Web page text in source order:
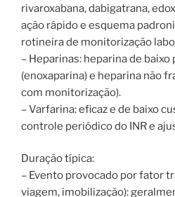
rivaroxabana, dabigatrana,
ação rápido e esquema
rotineira de monitorização
– Heparinas: heparina de
(enoxaparina) e heparina não
com monitorização).
– Varfarina: eficaz e de baixo
controle periódico do INR e
Duração típica:
– Evento provocado por fator
viagem, imobilização):